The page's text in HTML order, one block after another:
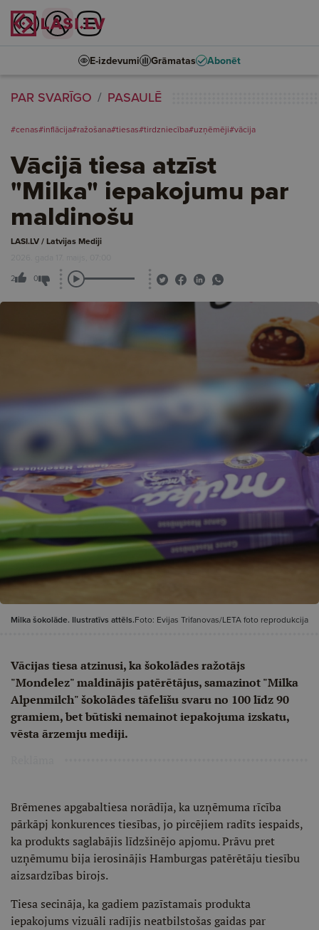
E-izdevumi Grāmatas Abonēt
PAR SVARĪGO PASAULĒ
#cenas#inflācija#ražošana#tiesas#tirdzniecība#uzņēmēji#vācija
Vācijā tiesa atzīst
"Milka" iepakojumu par
maldinošu
LASI.LV / Latvijas Mediji
2026. gada 17. maijs, 07:00
2 0
Milka šokolāde. Ilustratīvs attēls.Foto: Evijas Trifanovas/LETA foto reprodukcija
Vācijas tiesa atzinusi, ka šokolādes ražotājs
"Mondelez" maldinājis patērētājus, samazinot "Milka
Alpenmilch" šokolādes tāfelīšu svaru no 100 līdz 90
gramiem, bet būtiski nemainot iepakojuma izskatu,
vēsta ārzemju mediji.
Brēmenes apgabaltiesa norādīja, ka uzņēmuma rīcība
pārkāpj konkurences tiesības, jo pircējiem radīts iespaids,
ka produkts saglabājis līdzšinējo apjomu. Prāvu pret
uzņēmumu bija ierosinājis Hamburgas patērētāju tiesību
aizsardzības birojs.
Tiesa secināja, ka gadiem pazīstamais produkta
iepakojums vizuāli radījis neatbilstošas gaidas par